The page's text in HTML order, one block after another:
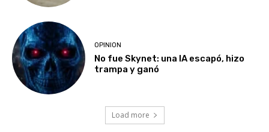
OPINION
No fue Skynet: una IA escapó, hizo
trampa y ganó
Load more